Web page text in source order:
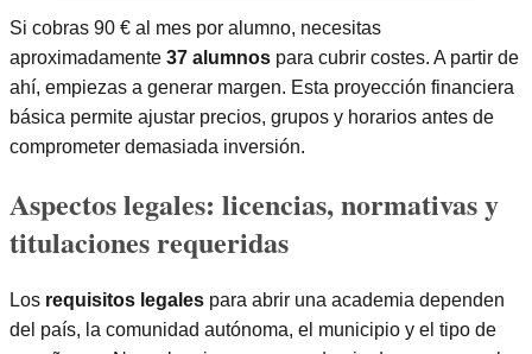
Si cobras 90 € al mes por alumno, necesitas
aproximadamente 37 alumnos para cubrir costes. A partir de
ahí, empiezas a generar margen. Esta proyección financiera
básica permite ajustar precios, grupos y horarios antes de
comprometer demasiada inversión.
Aspectos legales: licencias, normativas y
titulaciones requeridas
Los requisitos legales para abrir una academia dependen
del país, la comunidad autónoma, el municipio y el tipo de